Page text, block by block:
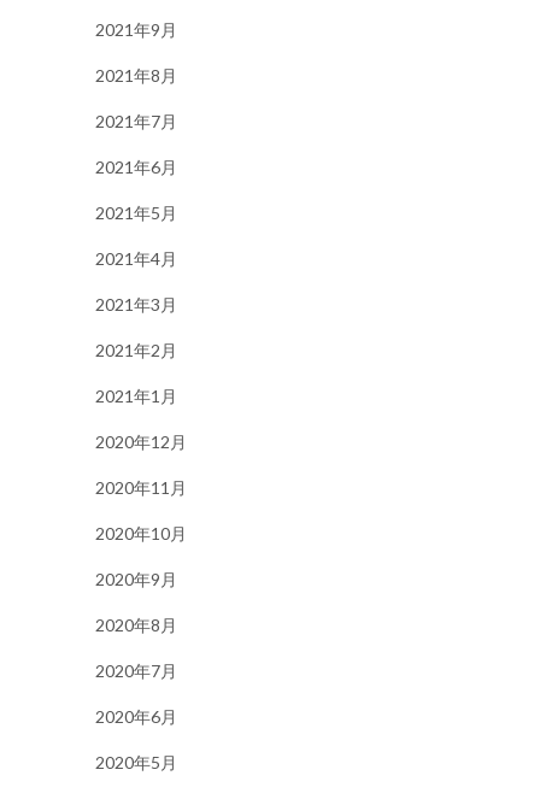
2021年9月
2021年8月
2021年7月
2021年6月
2021年5月
2021年4月
2021年3月
2021年2月
2021年1月
2020年12月
2020年11月
2020年10月
2020年9月
2020年8月
2020年7月
2020年6月
2020年5月